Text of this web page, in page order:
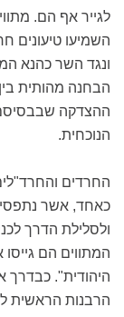
לגייר אף הם.
השמיעו טיעונים
ונגד השר כהנא
הבחנה מהותית
ההצדקה
הנוכחית.
החרדים
כאחד, אשר
ולסלילת הדרך
המתווים הם
היהודית". כבדרך
הרבנות הראשית